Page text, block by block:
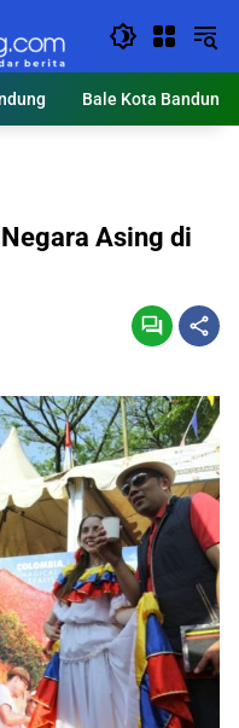
Bale Kota Bandung
Asing di